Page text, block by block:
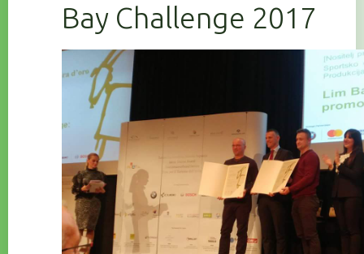
Bay Challenge 2017